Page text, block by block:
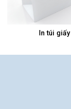
In túi giấy